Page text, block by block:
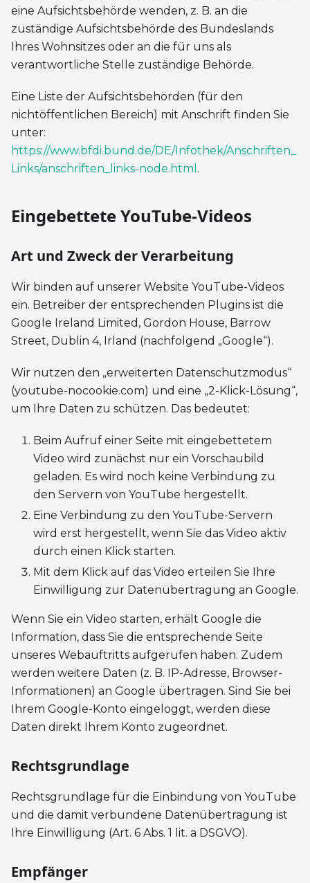
eine Aufsichtsbehörde wenden, z. B. an die
zuständige Aufsichtsbehörde des Bundeslands
Ihres Wohnsitzes oder an die für uns als
verantwortliche Stelle zuständige Behörde.
Eine Liste der Aufsichtsbehörden (für den
nichtöffentlichen Bereich) mit Anschrift finden Sie
unter:
https://www.bfdi.bund.de/DE/Infothek/Anschriften_
Links/anschriften_links-node.html .
Eingebettete YouTube-Videos
Art und Zweck der Verarbeitung
Wir binden auf unserer Website YouTube-Videos
ein. Betreiber der entsprechenden Plugins ist die
Google Ireland Limited, Gordon House, Barrow
Street, Dublin 4, Irland (nachfolgend „Google“).
Wir nutzen den „erweiterten Datenschutzmodus“
(youtube-nocookie.com) und eine „2-Klick-Lösung“,
um Ihre Daten zu schützen. Das bedeutet:
Beim Aufruf einer Seite mit eingebettetem
Video wird zunächst nur ein Vorschaubild
geladen. Es wird noch keine Verbindung zu
den Servern von YouTube hergestellt.
Eine Verbindung zu den YouTube-Servern
wird erst hergestellt, wenn Sie das Video aktiv
durch einen Klick starten.
Mit dem Klick auf das Video erteilen Sie Ihre
Einwilligung zur Datenübertragung an Google.
Wenn Sie ein Video starten, erhält Google die
Information, dass Sie die entsprechende Seite
unseres Webauftritts aufgerufen haben. Zudem
werden weitere Daten (z. B. IP-Adresse, Browser-
Informationen) an Google übertragen. Sind Sie bei
Ihrem Google-Konto eingeloggt, werden diese
Daten direkt Ihrem Konto zugeordnet.
Rechtsgrundlage
Rechtsgrundlage für die Einbindung von YouTube
und die damit verbundene Datenübertragung ist
Ihre Einwilligung (Art. 6 Abs. 1 lit. a DSGVO).
Empfänger